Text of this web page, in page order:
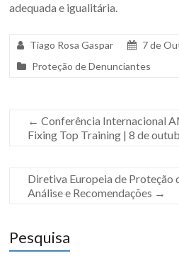
adequada e igualitária.
Tiago Rosa Gaspar
7 de
Proteção de Denunciantes
← Conferência Internacional
Fixing Top Training | 8 de
Diretiva Europeia de Proteção
Análise e Recomendações →
Pesquisa